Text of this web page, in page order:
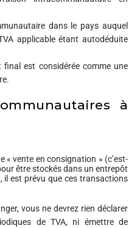
dans le pays auquel
applicable étant autodéduite
est considérée comme une
à
« vente en consignation » (c’est-
être stockés dans un entrepôt
il est prévu que ces transactions
vous ne devrez rien déclarer
de TVA, ni émettre de